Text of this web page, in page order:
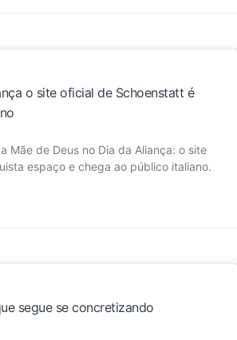
o site oficial de Schoenstatt é
Mãe de Deus no Dia da Aliança: o site
espaço e chega ao público italiano.
segue se concretizando